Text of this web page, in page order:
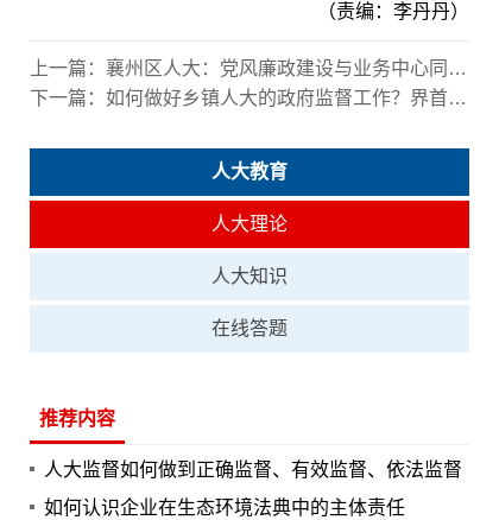
（责编：李丹丹）
上一篇： 襄州区人大：党风廉政建设与业务中心同筹并进、再上台阶
下一篇： 如何做好乡镇人大的政府监督工作？界首镇人大抛砖引玉求探索
人大教育
人大理论
人大知识
在线答题
推荐内容
人大监督如何做到正确监督、有效监督、依法监督
如何认识企业在生态环境法典中的主体责任